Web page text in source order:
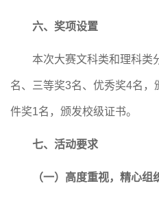
六、奖项设置
本次大赛文科类和理科类
名、三等奖3名、优秀奖4名
件奖1名，颁发校级证书。
七、活动要求
（一）高度重视，精心组